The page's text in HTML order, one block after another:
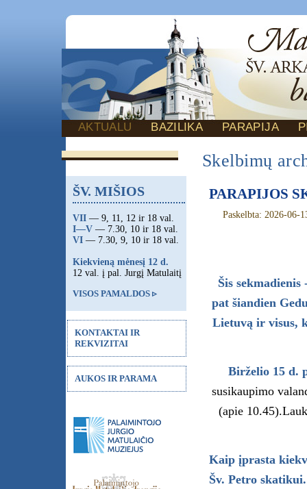
AKTUALU BAZILIKA PARAPIJA
Skelbimų
PARAPIJOS
Paskelbta: 2026-06-
Šis
pat šiandien
Lietuvą ir visus,
Birželio 15 d.
susikaupimo
(apie
Kaip įprasta
Šv. Petro skatikui.
ŠV. MIŠIOS
VII — 9, 11, 12 ir 18 val.
I—V — 7.30, 10 ir 18 val.
VI — 7.30, 9, 10 ir 18 val.
Kiekvieną mėnesį 12 d.
12 val. į pal. Jurgį Matulaitį
VISOS PAMALDOS ▹
KONTAKTAI IR
REKVIZITAI
AUKOS IR PARAMA